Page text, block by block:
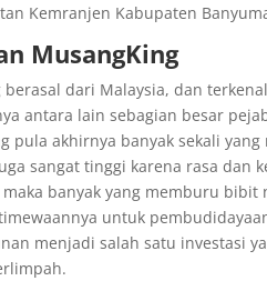
Kemranjen Kabupaten
MusangKing
dari Malaysia, dan
antara lain sebagian besar
pula akhirnya banyak sekali
sangat tinggi karena rasa dan
banyak yang memburu
untuk
menjadi salah satu investasi